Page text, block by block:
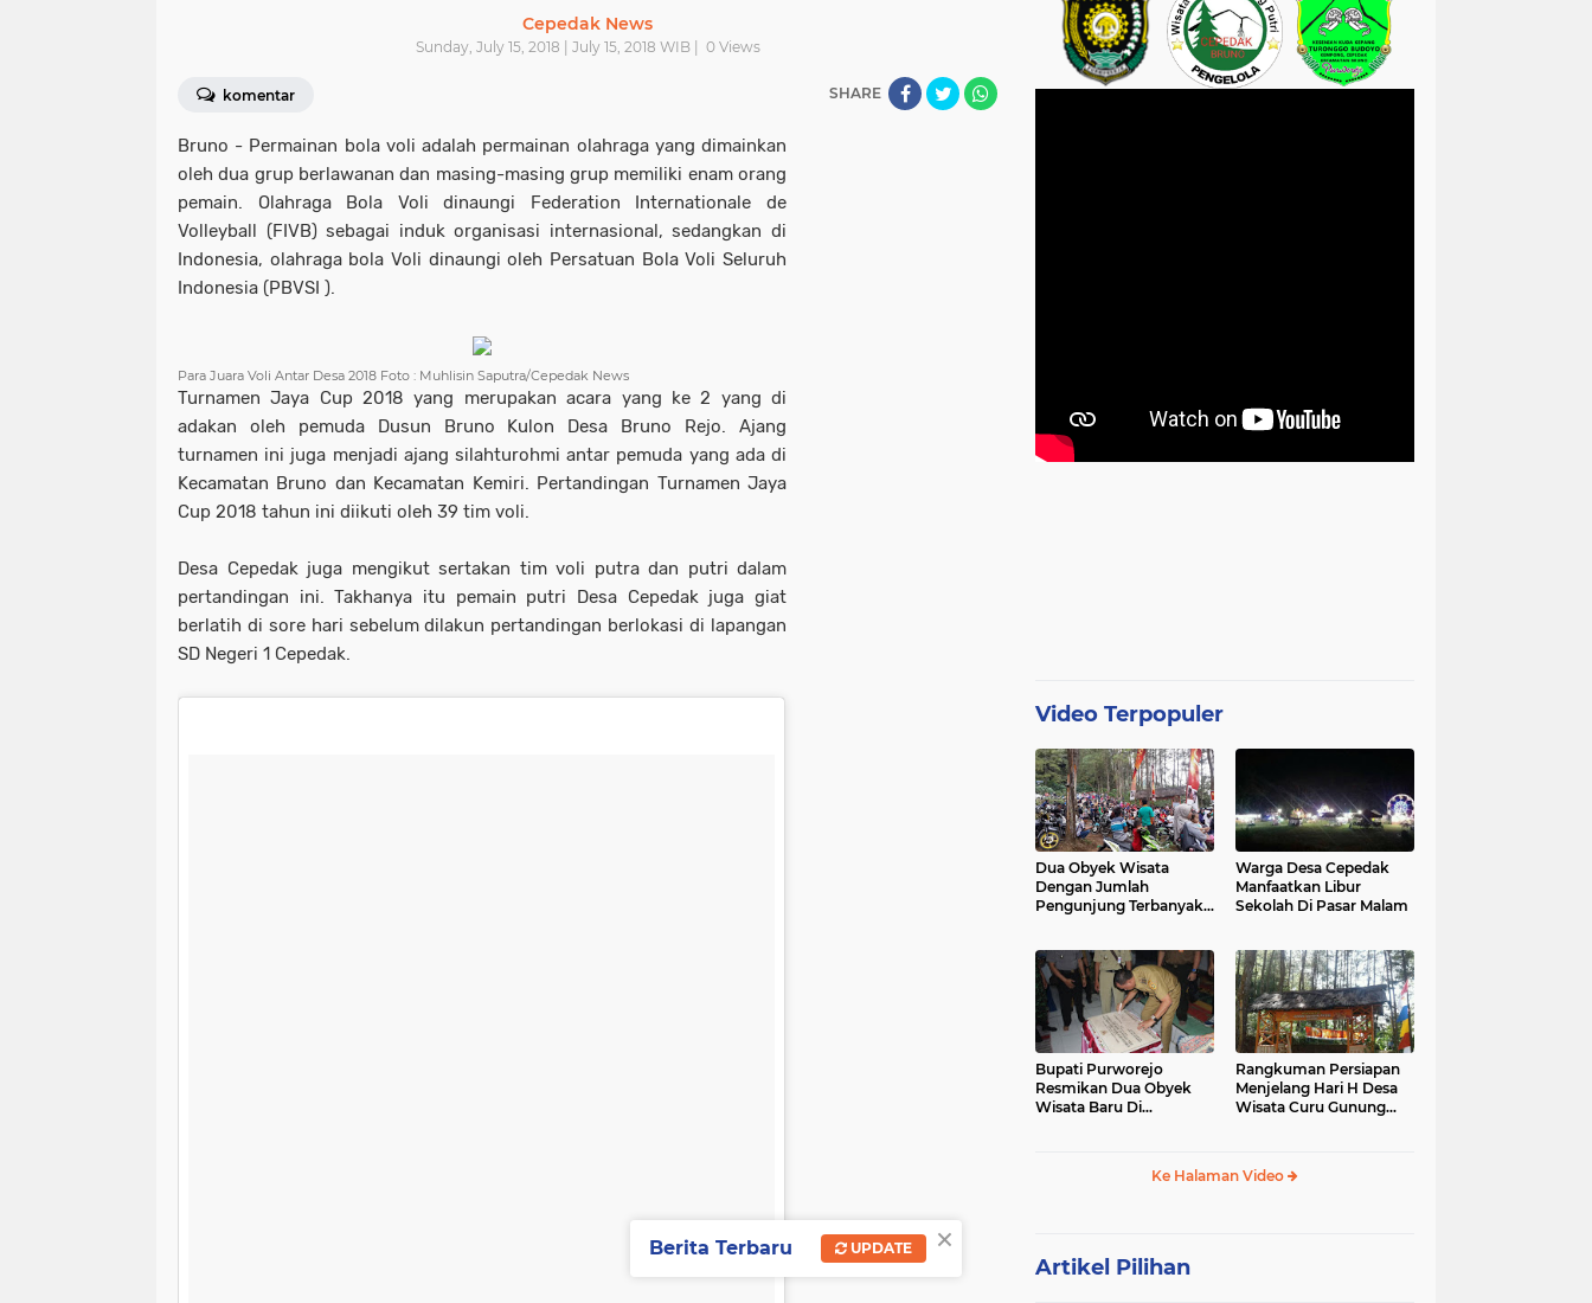
Cepedak News
Sunday, July 15, 2018 | July 15, 2018 WIB | 0Views
komentar SHARE
Bruno - Permainan bola voli adalah permainan olahraga yang dimainkan
oleh dua grup berlawanan dan masing-masing grup memiliki enam orang
pemain. Olahraga Bola Voli dinaungi Federation Internationale de
Volleyball (FIVB) sebagai induk organisasi internasional, sedangkan di
Indonesia, olahraga bola Voli dinaungi oleh Persatuan Bola Voli Seluruh
Indonesia (PBVSI ).
Para Juara Voli Antar Desa 2018 Foto : Muhlisin Saputra/Cepedak News
Turnamen Jaya Cup 2018 yang merupakan acara yang ke 2 yang di
adakan oleh pemuda Dusun Bruno Kulon Desa Bruno Rejo. Ajang
turnamen ini juga menjadi ajang silahturohmi antar pemuda yang ada di
Kecamatan Bruno dan Kecamatan Kemiri. Pertandingan Turnamen Jaya
Cup 2018 tahun ini diikuti oleh 39 tim voli.
Desa Cepedak juga mengikut sertakan tim voli putra dan putri dalam
pertandingan ini. Takhanya itu pemain putri Desa Cepedak juga giat
berlatih di sore hari sebelum dilakun pertandingan berlokasi di lapangan
SD Negeri 1 Cepedak.
Video Terpopuler
Dua Obyek Wisata
Dengan Jumlah
Pengunjung Terbanyak
Warga Desa Cepedak
Manfaatkan Libur
Sekolah Di Pasar Malam
Bupati Purworejo
Resmikan Dua Obyek
Wisata Baru Di
Rangkuman Persiapan
Menjelang Hari H Desa
Wisata Curu Gunung
Ke Halaman Video
Artikel Pilihan
×
Berita Terbaru UPDATE